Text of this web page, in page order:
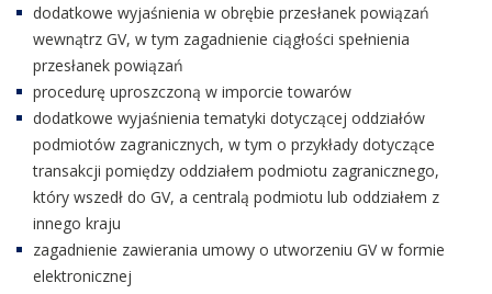
dodatkowe wyjaśnienia w obrębie przesłanek powiązań
wewnątrz GV, w tym zagadnienie ciągłości spełnienia
przesłanek powiązań
procedurę uproszczoną w imporcie towarów
dodatkowe wyjaśnienia tematyki dotyczącej oddziałów
podmiotów zagranicznych, w tym o przykłady dotyczące
transakcji pomiędzy oddziałem podmiotu zagranicznego,
który wszedł do GV, a centralą podmiotu lub oddziałem z
innego kraju
zagadnienie zawierania umowy o utworzeniu GV w formie
elektronicznej